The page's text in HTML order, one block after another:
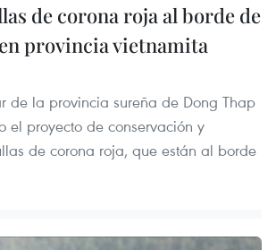
de corona roja al borde de
provincia vietnamita
de la provincia sureña de Dong Thap
el proyecto de conservación y
de corona roja, que están al borde